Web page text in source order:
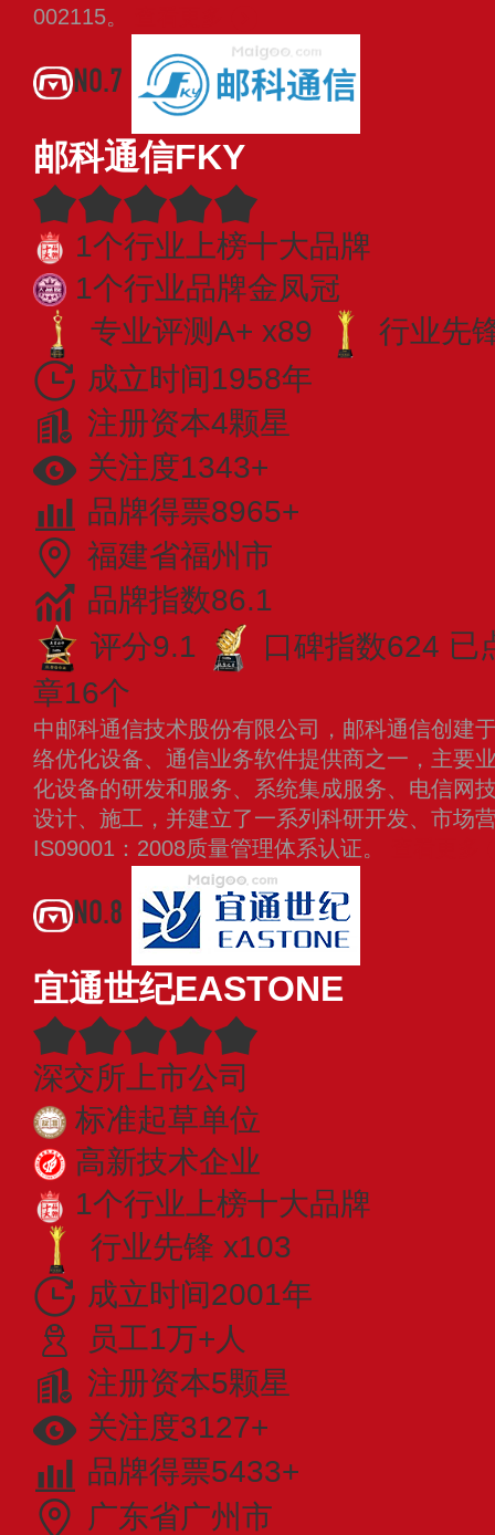
002115。
NO.7
邮科通信FKY
1个行业上榜十大品牌
1个行业品牌金凤冠
专业评测A+ x89
行业先
成立时间1958年
注册资本4颗星
关注度1343+
品牌得票8965+
福建省福州市
品牌指数86.1
评分9.1
口碑指数624 已
章16个
中邮科通信技术股份有限公司，邮科通信创建
络优化设备、通信业务软件提供商之一，主要
化设备的研发和服务、系统集成服务、电信网
设计、施工，并建立了一系列科研开发、市场
IS09001：2008质量管理体系认证。
NO.8
宜通世纪EASTONE
深交所上市公司
标准起草单位
高新技术企业
1个行业上榜十大品牌
行业先锋 x103
成立时间2001年
员工1万+人
注册资本5颗星
关注度3127+
品牌得票5433+
广东省广州市